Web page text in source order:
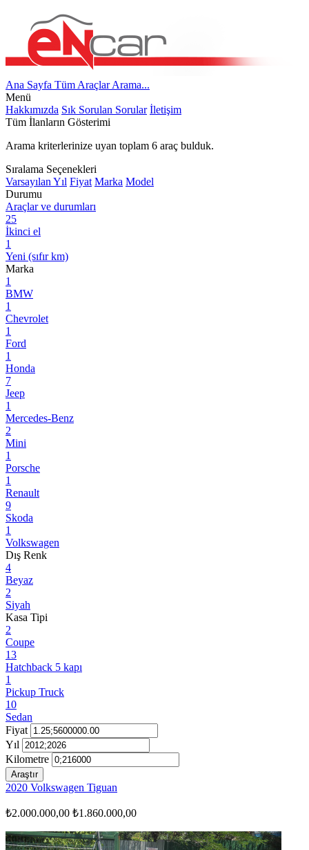
Ana Sayfa Tüm AraçlarArama...
Menü
Hakkımızda Sık Sorulan Sorular İletişim
Tüm İlanların Gösterimi
Arama kriterlerinize uyan toplam 6 araç bulduk.
Sıralama Seçenekleri
Varsayılan Yıl Fiyat Marka Model
Durumu
Araçlar ve durumları
25
İkinci el
1
Yeni (sıfır km)
Marka
1
BMW
1
Chevrolet
1
Ford
1
Honda
7
Jeep
1
Mercedes-Benz
2
Mini
1
Porsche
1
Renault
9
Skoda
1
Volkswagen
Dış Renk
4
Beyaz
2
Siyah
Kasa Tipi
2
Coupe
13
Hatchback 5 kapı
1
Pickup Truck
10
Sedan
Fiyat
Yıl
Kilometre
Araştır
2020 Volkswagen Tiguan
₺2.000.000,00 ₺1.860.000,00